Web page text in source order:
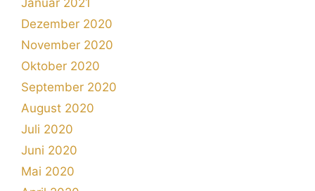
Januar 2021
Dezember 2020
November 2020
Oktober 2020
September 2020
August 2020
Juli 2020
Juni 2020
Mai 2020